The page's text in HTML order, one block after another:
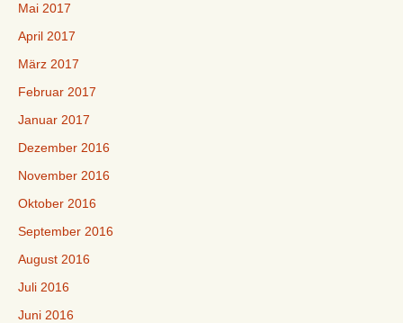
Mai 2017
April 2017
März 2017
Februar 2017
Januar 2017
Dezember 2016
November 2016
Oktober 2016
September 2016
August 2016
Juli 2016
Juni 2016